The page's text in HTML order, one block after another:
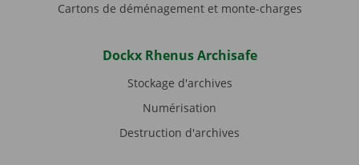
Cartons de déménagement et monte-charges
Dockx Rhenus Archisafe
Stockage d'archives
Numérisation
Destruction d'archives